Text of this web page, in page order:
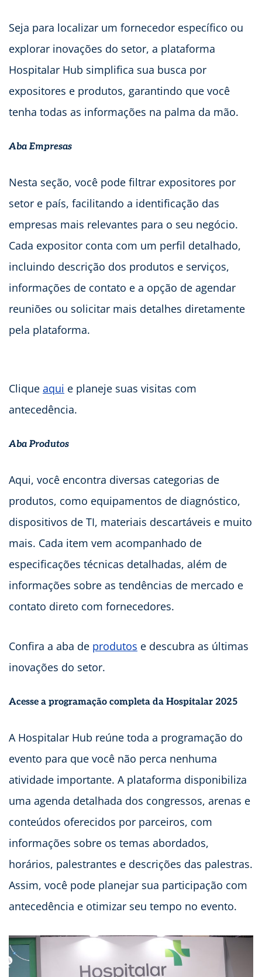
Seja para localizar um fornecedor específico ou
explorar inovações do setor, a plataforma
Hospitalar Hub simplifica sua busca por
expositores e produtos, garantindo que você
tenha todas as informações na palma da mão.
Aba Empresas
Nesta seção, você pode filtrar expositores por
setor e país, facilitando a identificação das
empresas mais relevantes para o seu negócio.
Cada expositor conta com um perfil detalhado,
incluindo descrição dos produtos e serviços,
informações de contato e a opção de agendar
reuniões ou solicitar mais detalhes diretamente
pela plataforma.
Clique aqui e planeje suas visitas com
antecedência.
Aba Produtos
Aqui, você encontra diversas categorias de
produtos, como equipamentos de diagnóstico,
dispositivos de TI, materiais descartáveis e muito
mais. Cada item vem acompanhado de
especificações técnicas detalhadas, além de
informações sobre as tendências de mercado e
contato direto com fornecedores.
Confira a aba de produtos e descubra as últimas
inovações do setor.
Acesse a programação completa da Hospitalar 2025
A Hospitalar Hub reúne toda a programação do
evento para que você não perca nenhuma
atividade importante. A plataforma disponibiliza
uma agenda detalhada dos congressos, arenas e
conteúdos oferecidos por parceiros, com
informações sobre os temas abordados,
horários, palestrantes e descrições das palestras.
Assim, você pode planejar sua participação com
antecedência e otimizar seu tempo no evento.